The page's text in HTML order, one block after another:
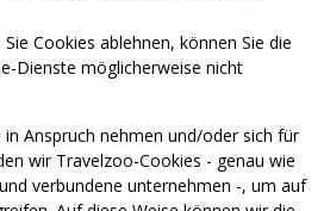
Cookies ablehnen, können Sie die
Dienste möglicherweise nicht
Anspruch nehmen und/oder sich für
wir Travelzoo-Cookies - genau wie
verbundene unternehmen -, um auf